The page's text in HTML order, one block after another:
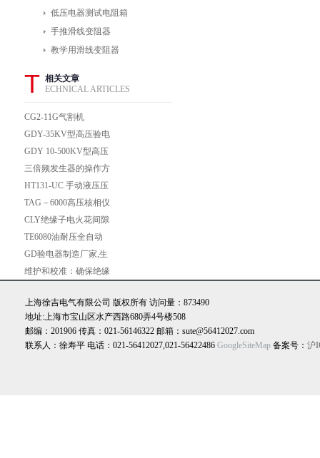
低压电器测试电阻箱
手推滑线变阻器
教学用滑线变阻器
T 相关文章
ECHNICAL ARTICLES
CG2-11G气割机
GDY-35KV型高压验电
器GDY-10KV型 验电
器
GDY 10-500KV型高压
验电器GDY-110KV验
电器
三倍频发生器的操作方
法及注意事项讲解
HT131-UC 手动液压压
接钳（整体H型）
TAG－6000高压核相仪
CLY绝缘子电火花间隙
测零器
TE6080油耐压全自动
测试仪 绝缘油介电强
度测试仪型号
GD验电器制造厂家,生
产加工验电器,验电器
维护和校准：确保绝缘
确性
上海徐吉电气有限公司 版权所有 访问量：873490
地址:上海市宝山区水产西路680弄4号楼508
邮编：201906 传真：021-56146322 邮箱：sute@56412027.com
联系人：徐寿平 电话：021-56412027,021-56422486 GoogleSiteMap 备案号： 沪